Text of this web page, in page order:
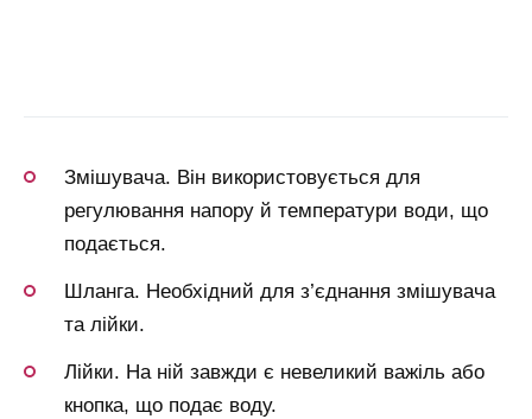
Змішувача. Він використовується для
регулювання напору й температури води, що
подається.
Шланга. Необхідний для з’єднання змішувача
та лійки.
Лійки. На ній завжди є невеликий важіль або
кнопка, що подає воду.